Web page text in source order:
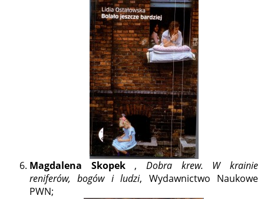
Magdalena Skopek,Dobra krew. W krainie
reniferów, bogów i ludzi, Wydawnictwo Naukowe
PWN;